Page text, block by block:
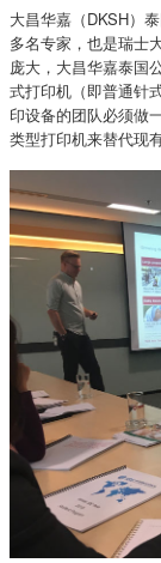
大昌华嘉（DKSH）
多名专家，也是瑞士
庞大，大昌华嘉泰国
式打印机（即普通针
印设备的团队必须做
类型打印机来替代现有